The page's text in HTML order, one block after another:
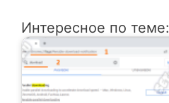
Интересное по теме: